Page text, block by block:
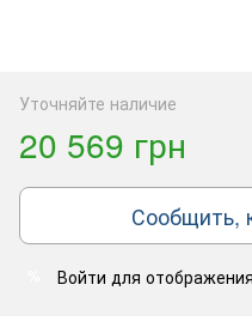
Уточняйте наличие
20 569 грн
Сообщить,
Войти для